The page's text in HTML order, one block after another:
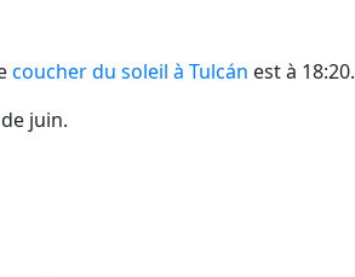
coucher du soleil à Tulcán est à 18:20.
juin.